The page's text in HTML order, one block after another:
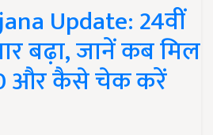
Update: 24वीं
बढ़ा, जानें कब मिल
और कैसे चेक करें